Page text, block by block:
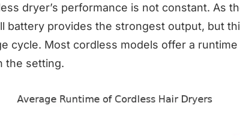
dryer’s performance is not constant. As
battery provides the strongest output, but
cycle. Most cordless models offer a
the setting.